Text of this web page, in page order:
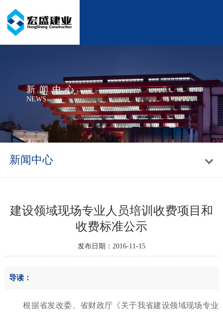
新闻中心
NEWS
新闻中心
建设领域现场专业人员培训收费项目和
收费标准公示
发布日期：2016-11-15
导读：
根据省发改委、省财政厅《关于我省建设领域现场专业